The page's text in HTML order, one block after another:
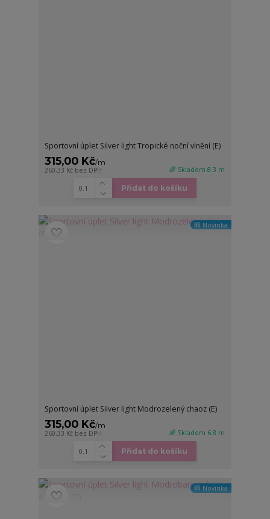
Sportovní úplet Silver light Tropické noční vlnění (E)
315,00 Kč/m
260,33 Kč bez DPH 🌈 Skladem 8.3 m
Přidat do košíku
🆕 Novinka
Sportovní úplet Silver light Modrozelený chaoz (E)
315,00 Kč/m
260,33 Kč bez DPH 🌈 Skladem 6.8 m
Přidat do košíku
🆕 Novinka